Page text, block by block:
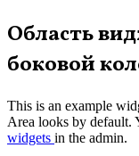
Перейти
к
содержимому
Область
боковой
This is an example
Area looks by default.
widgets in the admin.